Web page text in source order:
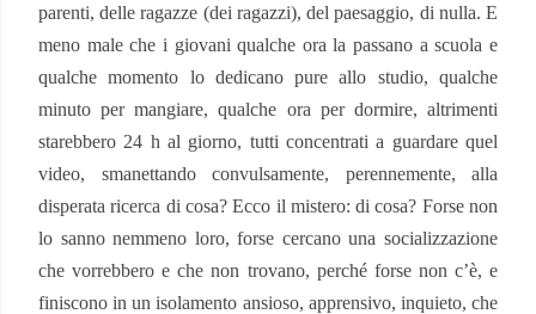
parenti, delle ragazze (dei ragazzi), del paesaggio, di nulla. E
meno male che i giovani qualche ora la passano a scuola e
qualche momento lo dedicano pure allo studio, qualche
minuto per mangiare, qualche ora per dormire, altrimenti
starebbero 24 h al giorno, tutti concentrati a guardare quel
video, smanettando convulsamente, perennemente, alla
disperata ricerca di cosa? Ecco il mistero: di cosa? Forse non
lo sanno nemmeno loro, forse cercano una socializzazione
che vorrebbero e che non trovano, perché forse non c’è, e
finiscono in un isolamento ansioso, apprensivo, inquieto, che